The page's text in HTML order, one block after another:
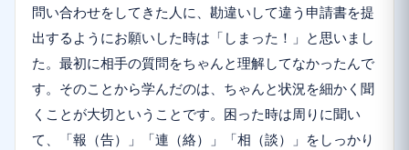
問い合わせをしてきた人に、勘違いして違う申請書を提
出するようにお願いした時は「しまった！」と思いまし
た。最初に相手の質問をちゃんと理解してなかったんで
す。そのことから学んだのは、ちゃんと状況を細かく聞
くことが大切ということです。困った時は周りに聞い
て、「報（告）」「連（絡）」「相（談）」をしっかり